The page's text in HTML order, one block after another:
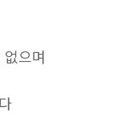
으며